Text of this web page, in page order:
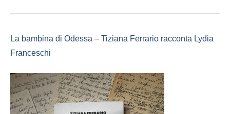
La bambina di Odessa – Tiziana Ferrario racconta Lydia
Franceschi